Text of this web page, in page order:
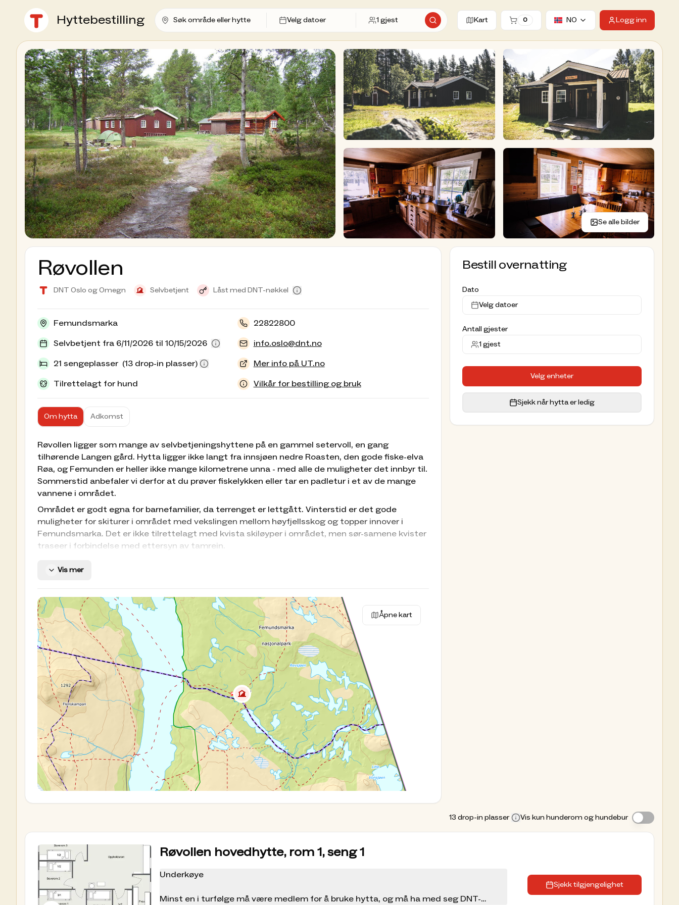
Hyttebestilling Velg datoer 1 gjest Søk etter hytter
Kart 0 NO Logg inn
Se alle bilder
Røvollen
DNT Oslo og Omegn Selvbetjent Låst med DNT-nøkkel
Femundsmarka
Selvbetjent fra 6/11/2026 til 10/15/2026
21 sengeplasser (13 drop-in plasser)
Tilrettelagt for hund
22822800
info.oslo@dnt.no
Mer info på UT.no
Vilkår for bestilling og bruk
Om hytta Adkomst
Røvollen ligger som mange av selvbetjeningshyttene på en gammel setervoll, en gang
tilhørende Langen gård. Hytta ligger ikke langt fra innsjøen nedre Roasten, den gode fiske-elva
Røa, og Femunden er heller ikke mange kilometrene unna - med alle de muligheter det innbyr til.
Sommerstid anbefaler vi derfor at du prøver fiskelykken eller tar en padletur i et av de mange
vannene i området.
Området er godt egna for barnefamilier, da terrenget er lettgått. Vinterstid er det gode
muligheter for skiturer i området med vekslingen mellom høyfjellsskog og topper innover i
Femundsmarka. Det er ikke tilrettelagt med kvista skiløyper i området, men sør-samene kvister
traseer i forbindelse med ettersyn av tamrein.
Om hytta
Antall senger tilgjengelig for bestilling: 8
Antall senger for drop-in: 13
Sengene som kan forhåndsbestilles, er nummererte (se plantegninger under Bilder).
Utstyr
Hytta har det du trenger av utstyr for matlaging og et hyggelig opphold, som fullt
kjøkkenutstyr, dekketøy og sengeklær. I tillegg vil du finne et godt utvalg av mat på
proviantrommet. Det er ikke strøm på hytta, men gass, vedfyring og stearinlys som lyskilde.
Vann hentes i nærmeste bekk/vann. Gjestene ordner selv med matlaging, vannhenting,
oppvask, vask av gulv, og ellers rydding av hytta inne og ute. Lakenpose eller eget sengetøy skal
alltid brukes ved overnatting. Oppslag med hytteregler og priser finner du på hytta.
Les vår guide:slik bruker du en selv- eller ubetjent DNT-hytte
Oppskriftshefte basert på proviantlageret
I et nytt prosjekt har vi i DNT jobbet med å utvikle et oppskriftshefte basert på proviantlagrene
på selvbetjeningshytter. Her finner du en rekke fristende og overraskende matretter du kan
Priser på overnatting og proviant
Vi gjør oppmerksom på at prisene på hytta følger prislisten til DNT Oslo og Omegn. Andre
medlemsforeninger i DNT kan ha andre priser.
Gå til prisliste
Forhåndsbestilling via hyttebestilling.dnt
Vis mer
Åpne kart
Bestill overnatting
Dato
Velg datoer
Antall gjester
1gjest
Velg enheter
Sjekk når hytta er ledig
13 drop-in plasser Vis kun hunderom og hundebur
Røvollen hovedhytte, rom 1, seng 1
Underkøye
Minst en i turfølge må være medlem for å bruke hytta, og må ha med seg DNT-
Sjekk tilgjengelighet